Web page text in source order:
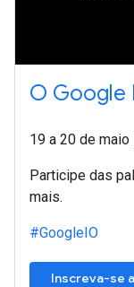
O Google
19 a 20 de maio
Participe das
mais.
#GoogleIO
Inscreva-se